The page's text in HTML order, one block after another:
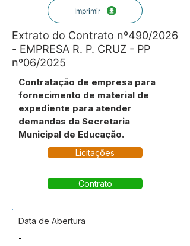
Imprimir
Extrato do Contrato nº490/2026
- EMPRESA R. P. CRUZ - PP
nº06/2025
Contratação de empresa para
fornecimento de material de
expediente para atender
demandas da Secretaria
Municipal de Educação.
Licitações
Contrato
Data de Abertura
-